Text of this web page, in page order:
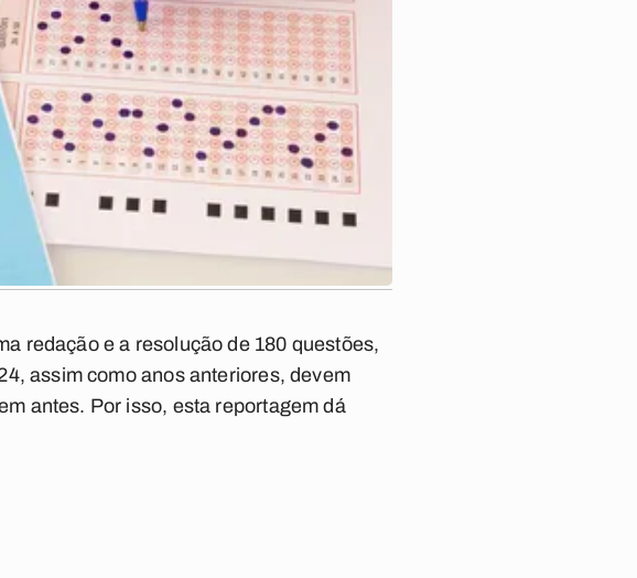
redação e a resolução de 180 questões,
assim como anos anteriores, devem
antes. Por isso, esta reportagem dá